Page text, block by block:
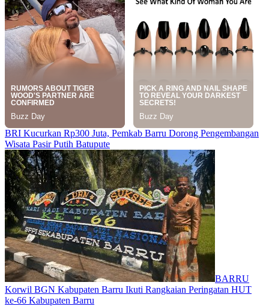
BRI Kucurkan Rp300 Juta, Pemkab Barru Dorong Pengembangan
Wisata Pasir Putih Batupute
BARRU
Korwil BGN Kabupaten Barru Ikuti Rangkaian Peringatan HUT
ke-66 Kabupaten Barru